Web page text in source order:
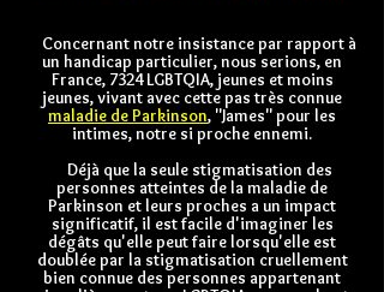
Concernant notre insistance par rapport à
un handicap particulier, nous serions, en
France, 7324 LGBTQIA, jeunes et moins
jeunes, vivant avec cette pas très connue
maladie de Parkinson, "James" pour les
intimes, notre si proche ennemi.
Déjà que la seule stigmatisation des
personnes atteintes de la maladie de
Parkinson et leurs proches a un impact
significatif, il est facile d'imaginer les
dégâts qu'elle peut faire lorsqu'elle est
doublée par la stigmatisation cruellement
bien connue des personnes appartenant